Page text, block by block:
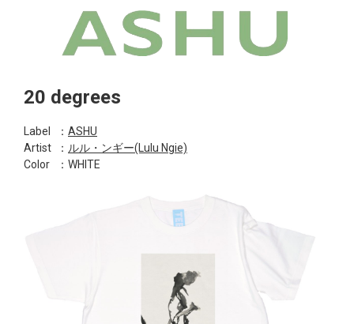
20 degrees
Label ： ASHU
Artist
： ルル・ンギー(Lulu Ngie)
Color
：WHITE